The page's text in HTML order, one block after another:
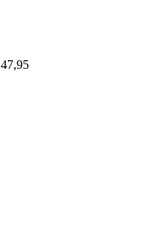
47,95